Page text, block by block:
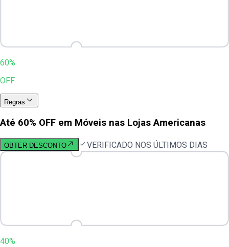
60%
OFF
Regras
Até 60% OFF em Móveis nas Lojas Americanas
OBTER DESCONTO VERIFICADO NOS ÚLTIMOS DIAS
40%